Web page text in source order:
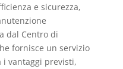
e sicurezza,
dal Centro di
fornisce un servizio
i vantaggi previsti,